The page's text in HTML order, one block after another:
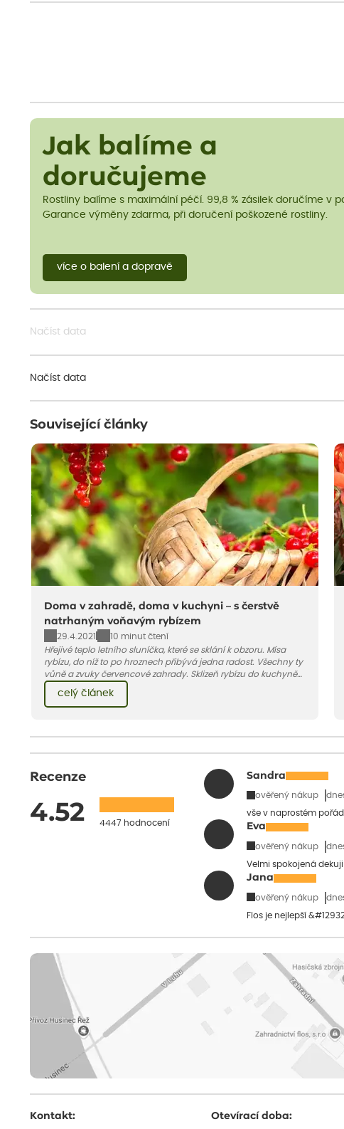
Jak balíme a
doručujeme
Rostliny balíme s maximální péčí. 99,8 % zásilek doručíme v
Garance výměny zdarma, při doručení poškozené rostliny.
více o balení a dopravě
Načíst data
Načíst data
Související články
Doma v zahradě, doma v kuchyni – s čerstvě
natrhaným voňavým rybízem
29.4.2021
10 minut čtení
Hřejivé teplo letního sluníčka, které se sklání k obzoru. Mísa
rybízu, do níž to po hroznech přibývá jedna radost. Všechny ty
vůně a zvuky červencové zahrady. Sklizeň rybízu do kuchyně
vnese neuvěřitelný klid a radost. A taky trochu bezstarostnosti
dětství při mlsání babiččina drobenkového koláče s rybízem.
celý článek
Recenze
4.52 4447 hodnocení
Sandra
ověřený nákup
vše v naprostém
Eva
ověřený nákup
Velmi spokojená dekuji
Jana
ověřený nákup
Flos je nejlepší
Kontakt: Otevírací doba: